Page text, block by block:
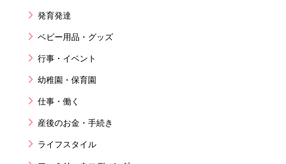
発育発達
ベビー用品・グッズ
行事・イベント
幼稚園・保育園
仕事・働く
産後のお金・手続き
ライフスタイル